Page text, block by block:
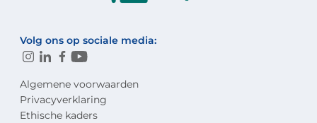
Volg ons op sociale media:
Algemene voorwaarden
Privacyverklaring
Ethische kaders